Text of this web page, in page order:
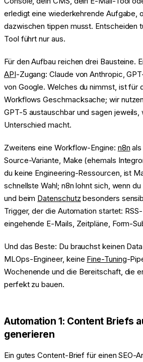
erledigt eine wiederkehrende Aufgabe,
dazwischen tippen musst. Entscheiden
Tool führt nur aus.
Für den Aufbau reichen drei Bausteine.
API-Zugang: Claude von Anthropic,
von Google. Welches du nimmst, ist für
Workflows Geschmacksache; wir
GPT-5 austauschbar und sagen jeweils,
Unterschied macht.
Zweitens eine Workflow-Engine: n8n
Source-Variante, Make (ehemals
du keine Engineering-Ressourcen, ist
schnellste Wahl; n8n lohnt sich, wenn
und beim Datenschutz besonders
Trigger, der die Automation startet:
eingehende E-Mails, Zeitpläne, Form-
Und das Beste: Du brauchst keinen
MLOps-Engineer, keine Fine-Tuning-
Wochenende und die Bereitschaft, die
perfekt zu bauen.
Automation 1: Content Briefs
generieren
Ein gutes Content-Brief für einen SEO-